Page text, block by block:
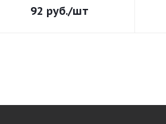
92 руб./шт